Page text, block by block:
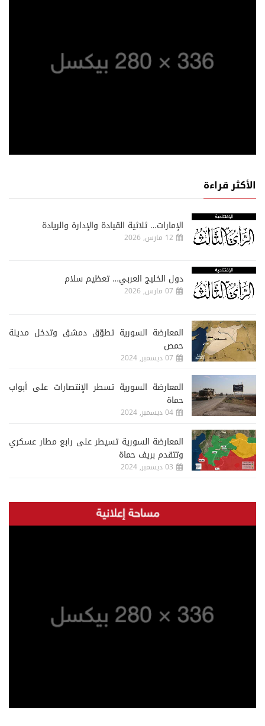
الأكثر قراءة
الإمارات… ثلاثية القيادة والإدارة والريادة
12 مارس, 2026
دول الخليج العربي… تعظيم سلام
07 مارس, 2026
المعارضة السورية تطوّق دمشق وتدخل مدينة
حمص
07 ديسمبر, 2024
المعارضة السورية تسطر الإنتصارات على أبواب
حماة
04 ديسمبر, 2024
المعارضة السورية تسيطر على رابع مطار عسكري
وتتقدم بريف حماة
03 ديسمبر, 2024